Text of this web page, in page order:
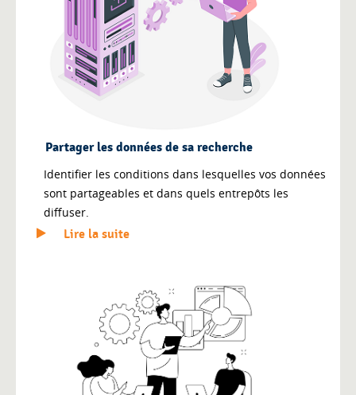
Partager les données de sa recherche
Identifier les conditions dans lesquelles vos données
sont partageables et dans quels entrepôts les
diffuser.
Lire la suite